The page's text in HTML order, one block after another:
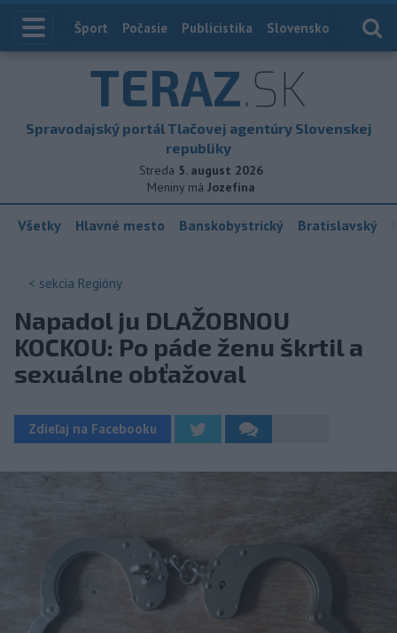
Index
Šport Počasie Publicistika Slovensko
TERAZ.SK
Spravodajský portál Tlačovej agentúry Slovenskej
republiky
Streda 5. august 2026
Meniny má Jozefína
Všetky Hlavné mesto Banskobystrický Bratislavský
< sekcia Regióny
Napadol ju DLAŽOBNOU
KOCKOU: Po páde ženu škrtil a
sexuálne obťažoval
Zdieľaj na Facebooku